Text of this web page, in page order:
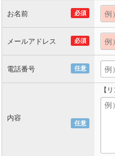
必須
お名前
必須
メールアドレス
任意
電話番号
任意
内容
【